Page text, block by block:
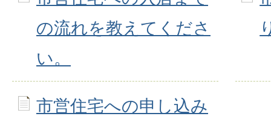
の流れを教えてくださ
い。
市営住宅への申し込み